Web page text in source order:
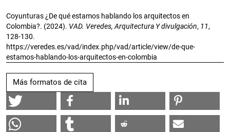
Coyunturas ¿De qué estamos hablando los arquitectos en
Colombia?. (2024). VAD. Veredes, Arquitectura Y divulgación, 11,
128-130.
https://veredes.es/vad/index.php/vad/article/view/de-que-
estamos-hablando-los-arquitectos-en-colombia
Más formatos de cita